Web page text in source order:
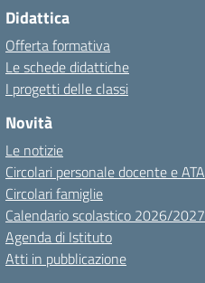
Didattica
Offerta formativa
Le schede didattiche
I progetti delle classi
Novità
Le notizie
Circolari personale docente e ATA
Circolari famiglie
Calendario scolastico 2026/2027
Agenda di Istituto
Atti in pubblicazione